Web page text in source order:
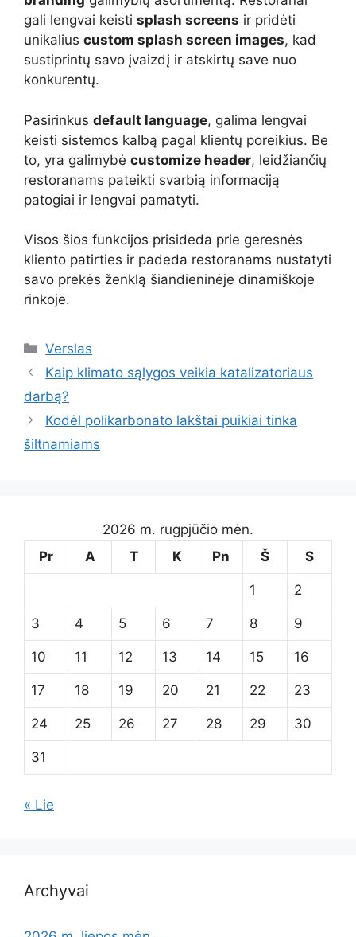
gali lengvai keisti splash screens ir pridėti
unikalius custom splash screen images, kad
sustiprintų savo įvaizdį ir atskirtų save nuo
konkurentų.
Pasirinkus default language, galima lengvai
keisti sistemos kalbą pagal klientų poreikius. Be
to, yra galimybė customize header, leidžiančių
restoranams pateikti svarbią informaciją
patogiai ir lengvai pamatyti.
Visos šios funkcijos prisideda prie geresnės
kliento patirties ir padeda restoranams nustatyti
savo prekės ženklą šiandieninėje dinamiškoje
rinkoje.
Kategorijos
Verslas
Kaip klimato sąlygos veikia katalizatoriaus
darbą?
Kodėl polikarbonato lakštai puikiai tinka
šiltnamiams
2026 m. rugpjūčio mėn.
Pr
A T K Pn Š S
1 2
3 4 5 6 7 8 9
10 11 12 13 14 15 16
17 18 19 20 21 22 23
24 25 26 27 28 29 30
31
« Lie
Archyvai